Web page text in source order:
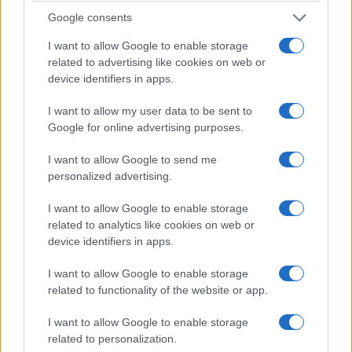
Google consents
I want to allow Google to enable storage
related to advertising like cookies on web or
device identifiers in apps.
I want to allow my user data to be sent to
Google for online advertising purposes.
I want to allow Google to send me
personalized advertising.
I want to allow Google to enable storage
related to analytics like cookies on web or
device identifiers in apps.
I want to allow Google to enable storage
related to functionality of the website or app.
I want to allow Google to enable storage
related to personalization.
AHEPA HJ-15 KOZANHΣ» που μας προσέφερε
το χριστουγεννιάτικο γεύμα (δηλ.35 κιλά χοιρινό
κρέας,1 τσουβάλι ρύζι,150 ατομικά ψωμάκια και
150 μελομακάρονα)
19.Την Φωτεινή Καμσίσογλου που μας
προσέφερε 25 κιλά κιμά στο συσσίτιο στην
μνήμη του συζύγου της Ηλία Καμσίσογλου με
αφορμή τη συμπλήρωση ενός έτους από τον
θάνατό του.
20.Ευχαριστούμε την Αντιπεριφερειάρχη
Αντιπεριφερειάρχη Π.Ε. Κοζάνης κο Τσιούμαρη
21.Στην μνήμη του Χρήστου Τσεκερίδη,τα παιδιά